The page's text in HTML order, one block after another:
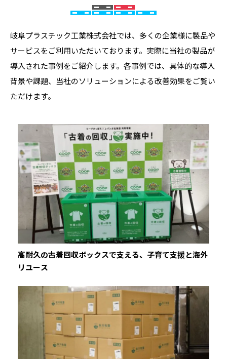
岐阜プラスチック工業株式会社では、多くの企業様に製品や
サービスをご利用いただいております。実際に当社の製品が
導入された事例をご紹介します。各事例では、具体的な導入
背景や課題、当社のソリューションによる改善効果をご覧い
ただけます。
高耐久の古着回収ボックスで支える、子育て支援と海外
リユース